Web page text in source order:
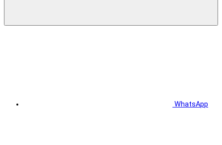
WhatsApp